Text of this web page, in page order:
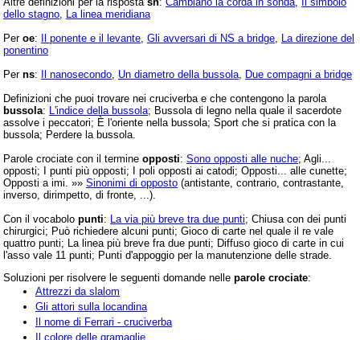
dello stagno La linea meridiana
Per oe: Il ponente e il levante Gli avversari di NS a bridge La direzione del
ponentino
Per ns: Il nanosecondo Un diametro della bussola Due compagni a bridge
Definizioni che puoi trovare nei cruciverba e che contengono la parola
bussola: L'indice della bussola; Bussola di legno nella quale il sacerdote
assolve i peccatori; È l'oriente nella bussola; Sport che si pratica con la
bussola; Perdere la bussola.
Parole crociate con il termine opposti: Sono opposti alle nuche; Agli...
opposti; I punti più opposti; I poli opposti ai catodi; Opposti... alle cunette;
Opposti a imi. »» Sinonimi di opposto (antistante, contrario, contrastante,
inverso, dirimpetto, di fronte, ...).
Con il vocabolo punti: La via più breve tra due punti; Chiusa con dei punti
chirurgici; Può richiedere alcuni punti; Gioco di carte nel quale il re vale
quattro punti; La linea più breve fra due punti; Diffuso gioco di carte in cui
l'asso vale 11 punti; Punti d'appoggio per la manutenzione delle strade.
Soluzioni per risolvere le seguenti domande nelle parole crociate:
Attrezzi da slalom
Gli attori sulla locandina
Il nome di Ferrari - cruciverba
Il colore delle gramaglie